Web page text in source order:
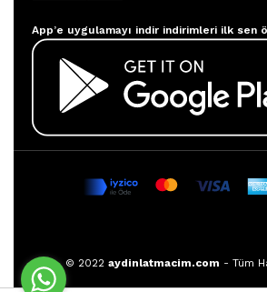
App’e uygulamayı indir indirimleri ilk sen
© 2022 aydinlatmacim.com - Tüm